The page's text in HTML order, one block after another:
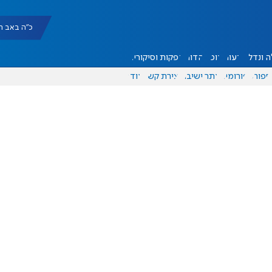
כ"ה באב תשפ"ו
ונדל"ן דעות אוכל יהדות הפקות וסיקורים
ספורט פורומים אתר ישיבה יצירת קשר עוד